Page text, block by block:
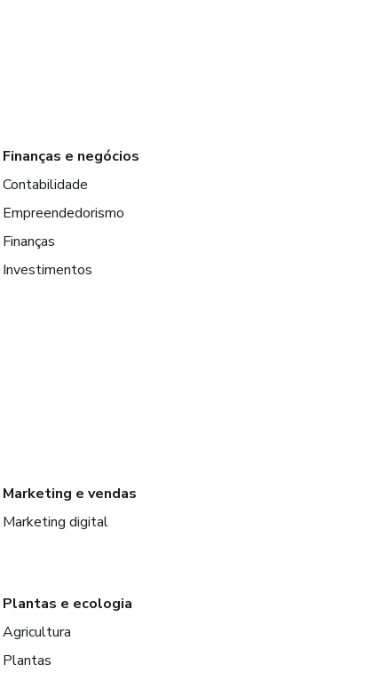
Finanças e negócios
Contabilidade
Empreendedorismo
Finanças
Investimentos
Marketing e vendas
Marketing digital
Plantas e ecologia
Agricultura
Plantas